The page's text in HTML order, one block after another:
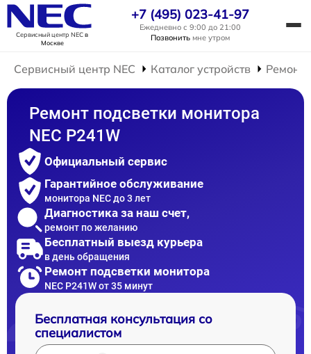
Сервисный центр NECв
Москве
+7 (495) 023-41-97
Ежедневно с 9:00 до 21:00
Позвонить мне утром
Сервисный центр NEC Каталог устройств Ремонт
Ремонт подсветки монитора
NEC P241W
Официальный сервис
Гарантийное обслуживание
монитора NEC до 3 лет
Диагностика за наш счет,
ремонт по желанию
Бесплатный выезд курьера
в день обращения
Ремонт подсветки монитора
NEC P241W от 35 минут
Бесплатная консультация со
специалистом